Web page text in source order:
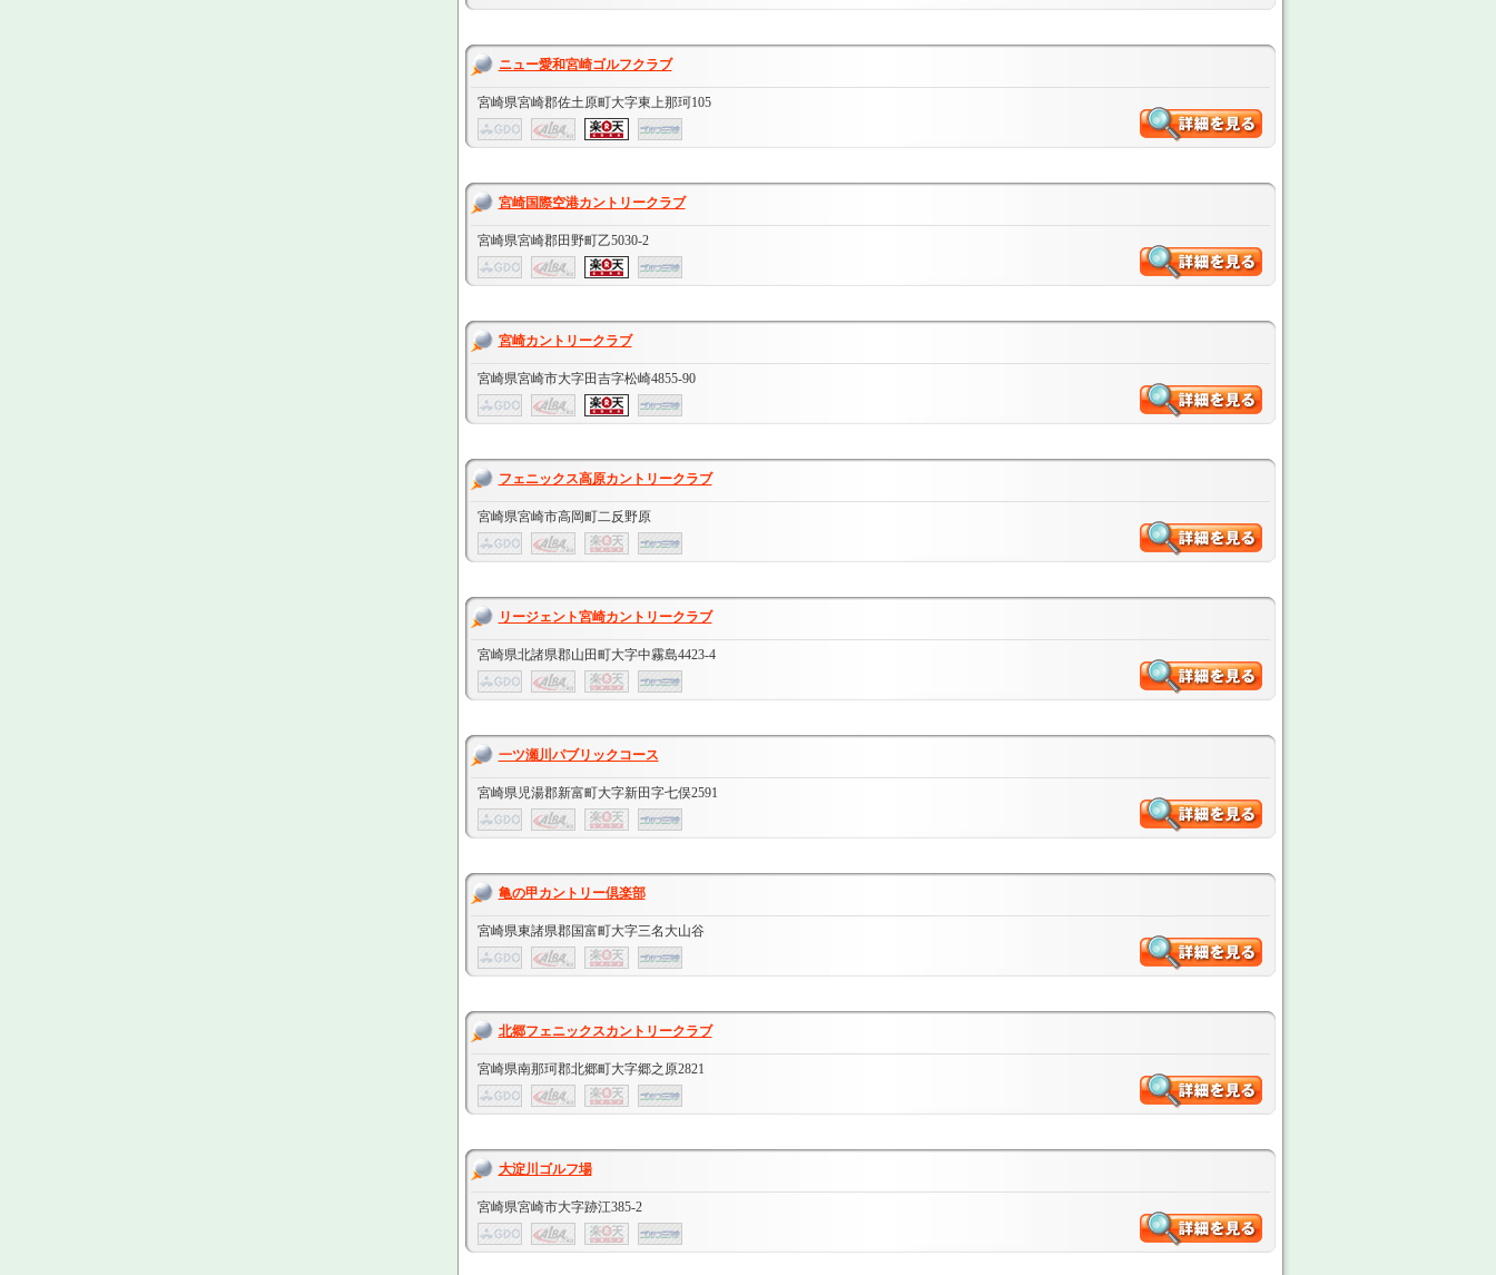
ニュー愛和宮崎ゴルフクラブ
宮崎県宮崎郡佐土原町大字東上那珂105
宮崎国際空港カントリークラブ
宮崎県宮崎郡田野町乙5030-2
宮崎カントリークラブ
宮崎県宮崎市大字田吉字松崎4855-90
フェニックス高原カントリークラブ
宮崎県宮崎市高岡町二反野原
リージェント宮崎カントリークラブ
宮崎県北諸県郡山田町大字中霧島4423-4
一ツ瀬川パブリックコース
宮崎県児湯郡新富町大字新田字七俣2591
亀の甲カントリー倶楽部
宮崎県東諸県郡国富町大字三名大山谷
北郷フェニックスカントリークラブ
宮崎県南那珂郡北郷町大字郷之原2821
大淀川ゴルフ場
宮崎県宮崎市大字跡江385-2